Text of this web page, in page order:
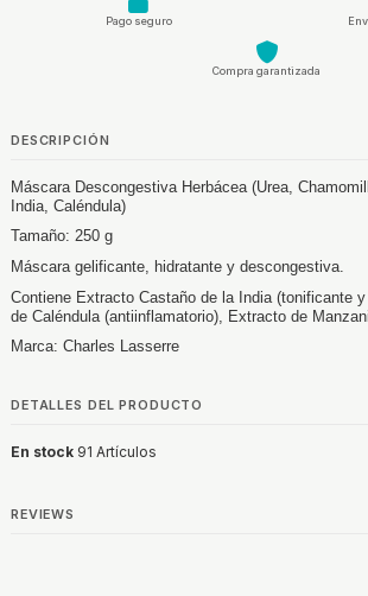
Pago seguro
Compra garantizada
DESCRIPCIÓN
Máscara Descongestiva Herbácea (Urea,
India, Caléndula)
Tamaño: 250 g
Máscara gelificante, hidratante y descongestiva.
Contiene Extracto Castaño de la India (tonificante
de Caléndula (antiinflamatorio), Extracto de
Marca: Charles Lasserre
DETALLES DEL PRODUCTO
En stock 91 Artículos
REVIEWS